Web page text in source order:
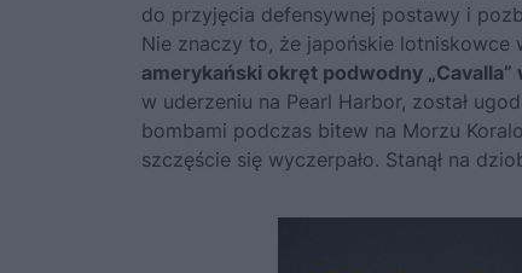
do przyjęcia defensywnej postawy i
Nie znaczy to, że japońskie lotniskowce
amerykański okręt podwodny „Cavalla”
w uderzeniu na Pearl Harbor, został
bombami podczas bitew na Morzu
szczęście się wyczerpało. Stanął na